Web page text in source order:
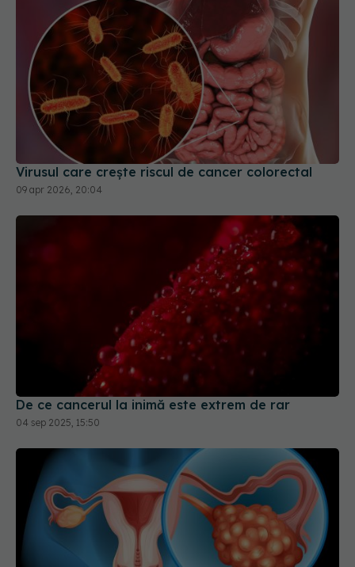
Virusul care crește riscul de cancer colorectal
09 apr 2026, 20:04
De ce cancerul la inimă este extrem de rar
04 sep 2025, 15:50